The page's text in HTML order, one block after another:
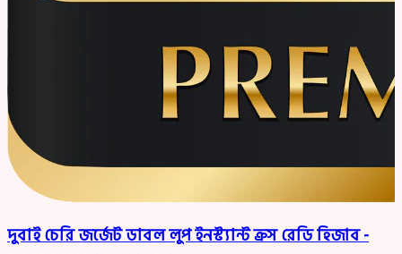
দুবাই চেরি জর্জেট ডাবল লুপ ইনস্ট্যান্ট ক্রস রেডি হিজাব -